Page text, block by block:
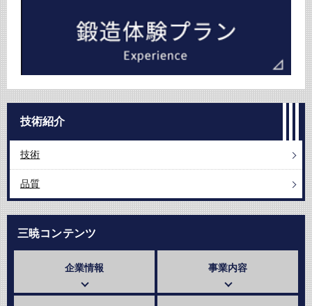
技術紹介
技術
品質
三暁コンテンツ
企業情報 事業内容